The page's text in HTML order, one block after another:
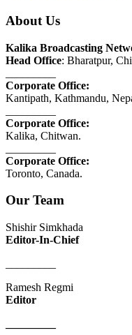
About Us
Kalika Broadcasting
Head Office: Bharatpur,
Corporate Office:
Kantipath, Kathmandu,
Corporate Office:
Kalika, Chitwan.
Corporate Office:
Toronto, Canada.
Our Team
Shishir Simkhada
Editor-In-Chief
Ramesh Regmi
Editor